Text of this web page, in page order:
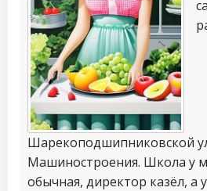
Шарекоподшипниковской
Машиностроения. Школа у
обычная, директор казёл, а